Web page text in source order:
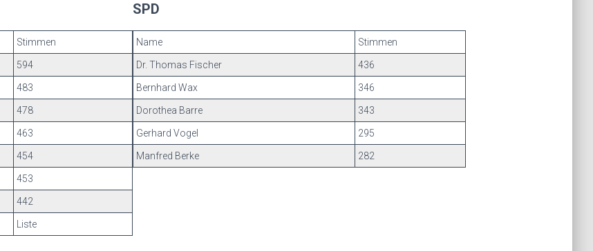
Stimmen
594
483
478
463
454
453
442
Liste
SPD
Name Stimmen
Dr. Thomas Fischer 436
Bernhard Wax 346
Dorothea Barre 343
Gerhard Vogel 295
Manfred Berke 282